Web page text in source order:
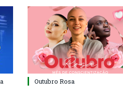
Outubro Rosa